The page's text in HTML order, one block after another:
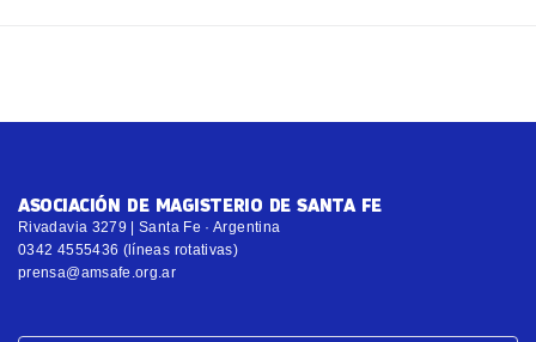
ASOCIACIÓN DE MAGISTERIO DE SANTA FE
Rivadavia 3279 | Santa Fe · Argentina
0342 4555436 (líneas rotativas)
prensa@amsafe.org.ar